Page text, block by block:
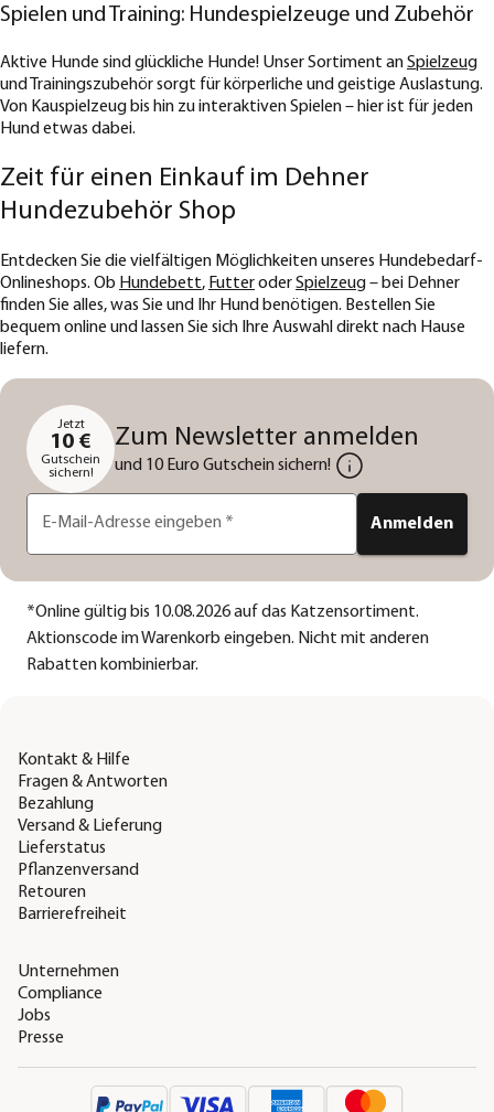
Spielen und Training: Hundespielzeuge und Zubehör
Aktive Hunde sind glückliche Hunde! Unser Sortiment anSpielzeug
und Trainingszubehör sorgt für körperliche und geistige Auslastung.
Von Kauspielzeug bis hin zu interaktiven Spielen – hier ist für jeden
Hund etwas dabei.
Zeit für einen Einkauf im Dehner
Hundezubehör Shop
Entdecken Sie die vielfältigen Möglichkeiten unseres Hundebedarf-
Onlineshops. Ob Hundebett, FutteroderSpielzeug– bei Dehner
finden Sie alles, was Sie und Ihr Hund benötigen. Bestellen Sie
bequem online und lassen Sie sich Ihre Auswahl direkt nach Hause
liefern.
Jetzt
10 €
Gutschein
sichern!
Zum Newsletter anmelden
und 10 Euro Gutschein sichern!
E-Mail-Adresse eingeben * Anmelden
*Online gültig bis 10.08.2026 auf das Katzensortiment.
Aktionscode im Warenkorb eingeben. Nicht mit anderen
Rabatten kombinierbar.
Kontakt & Hilfe
Fragen & Antworten
Bezahlung
Versand & Lieferung
Lieferstatus
Pflanzenversand
Retouren
Barrierefreiheit
Unternehmen
Compliance
Jobs
Presse